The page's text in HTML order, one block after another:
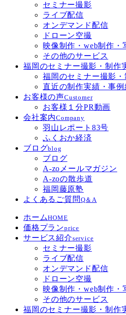
セミナー撮影
ライブ配信
オンデマンド配信
ドローン空撮
映像制作・web制作・
その他のサービス
福岡のセミナー撮影・制作
福岡のセミナー撮影
直近の制作実績・事例
お客様の声Customer
お客様１分PR動画
会社案内Company
羽山レポート83号
ふくおか経済
ブログblog
ブログ
A-zoメールマガジン
A-zoの散歩道
福岡藤原塾
よくあるご質問 Q＆A
ホームHOME
価格プランprice
サービス紹介service
セミナー撮影
ライブ配信
オンデマンド配信
ドローン空撮
映像制作・web制作・
その他のサービス
福岡のセミナー撮影・制作